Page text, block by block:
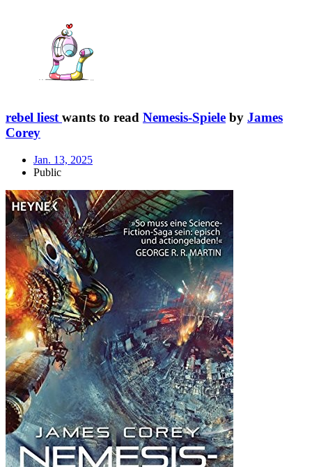
rebel liest wants to read Nemesis-Spiele by James
Corey
Jan. 13, 2025
Public